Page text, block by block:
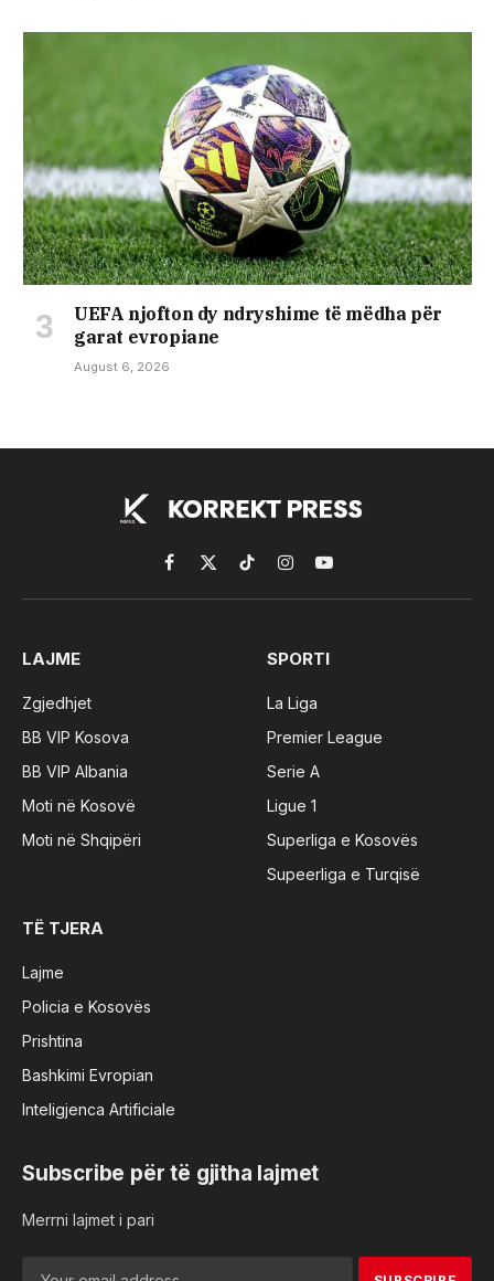
UEFA njofton dy ndryshime të mëdha për
garat evropiane
August 6, 2026
Facebook
X
(Twitter)
TikTokInstagramYouTube
LAJME
Zgjedhjet
BB VIP Kosova
BB VIP Albania
Moti në Kosovë
Moti në Shqipëri
SPORTI
La Liga
Premier League
Serie A
Ligue 1
Superliga e Kosovës
Supeerliga e Turqisë
TË TJERA
Lajme
Policia e Kosovës
Prishtina
Bashkimi Evropian
Inteligjenca Artificiale
Subscribe për të gjitha lajmet
Merrni lajmet i pari